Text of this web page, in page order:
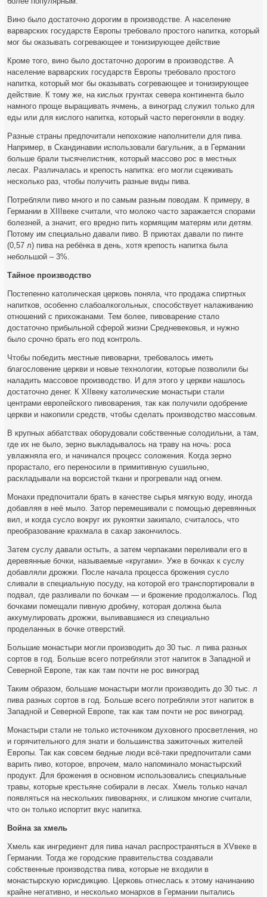
Вино было достаточно дорогим в производстве. А население
варварских государств Европы требовало простого напитка, который
мог бы оказывать согревающее и тонизирующее действие
Кроме того, вино было достаточно дорогим в производстве. А
население варварских государств Европы требовало простого
напитка, который мог бы оказывать согревающее и тонизирующее
действие. К тому же, на кислых грунтах севера континента было
намного проще выращивать ячмень, а виноград служил только для
еды или для кислого напитка, который часто перегоняли в водку.
Разные страны предпочитали непохожие наполнители для пива.
Например, в Скандинавии использовали багульник, а в Германии
больше брали тысячелистник, который массово рос в местных
лесах. Различалась и крепость напитка: его могли сцеживать
несколько раз, чтобы получить разные виды пива.
Потребляли пиво много и по самым разным поводам. К примеру, в
Германии в XIIIвеке считали, что молоко часто заражается спорами
болезней, а значит, его вредно пить кормящим матерям или детям.
Потому им специально давали пиво. В приютах давали по пинте
(0,57 л) пива на ребёнка в день, хотя крепость напитка была
небольшой – 3%.
Тайное производство
Постепенно католическая церковь поняла, что продажа спиртных
напитков, особенно слабоалкогольных, способствует налаживанию
отношений с прихожанами. Тем более, пивоварение стало
достаточно прибыльной сферой жизни Средневековья, и нужно
было срочно брать его под контроль.
Чтобы победить местные пивоварни, требовалось иметь
благословение церкви и новые технологии, которые позволили бы
наладить массовое производство. И для этого у церкви нашлось
достаточно денег. К XIIвеку католические монастыри стали
центрами европейского пивоварения, так как получили одобрение
церкви и накопили средств, чтобы сделать производство массовым.
В крупных аббатствах оборудовали собственные солодильни, а там,
где их не было, зерно выкладывалось на траву на ночь: роса
увлажняла его, и начинался процесс соложения. Когда зерно
прорастало, его переносили в примитивную сушильню,
раскладывали на ворсистой ткани и прогревали над огнем.
Монахи предпочитали брать в качестве сырья мягкую воду, иногда
добавляя в неё мыло. Затор перемешивали с помощью деревянных
вил, и когда сусло вокруг их рукоятки закипало, считалось, что
преобразование крахмала в сахар закончилось.
Затем суслу давали остыть, а затем черпаками переливали его в
деревянные бочки, называемые «кругами». Уже в бочках к суслу
добавляли дрожжи. После начала процесса брожения сусло
сливали в специальную посуду, на которой его транспортировали в
подвал, где разливали по бочкам — и брожение продолжалось. Под
бочками помещали пивную дробину, которая должна была
аккумулировать дрожжи, выливавшиеся из специально
проделанных в бочке отверстий.
Большие монастыри могли производить до 30 тыс. л пива разных
сортов в год. Больше всего потребляли этот напиток в Западной и
Северной Европе, так как там почти не рос виноград
Таким образом, большие монастыри могли производить до 30 тыс. л
пива разных сортов в год. Больше всего потребляли этот напиток в
Западной и Северной Европе, так как там почти не рос виноград.
Монастыри стали не только источником духовного просветления, но
и горячительного для знати и большинства зажиточных жителей
Европы. Так как совсем бедные люди всё-таки предпочитали сами
варить пиво, которое, впрочем, мало напоминало монастырский
продукт. Для брожения в основном использовались специальные
травы, которые крестьяне собирали в лесах. Хмель только начал
появляться на нескольких пивоварнях, и слишком многие считали,
что он только испортит вкус напитка.
Война за хмель
Хмель как ингредиент для пива начал распространяться в XVвеке в
Германии. Тогда же городские правительства создавали
собственные производства пива, которые не входили в
монастырскую юрисдикцию. Церковь отнеслась к этому начинанию
крайне негативно, и несколько монархов в Германии пытались